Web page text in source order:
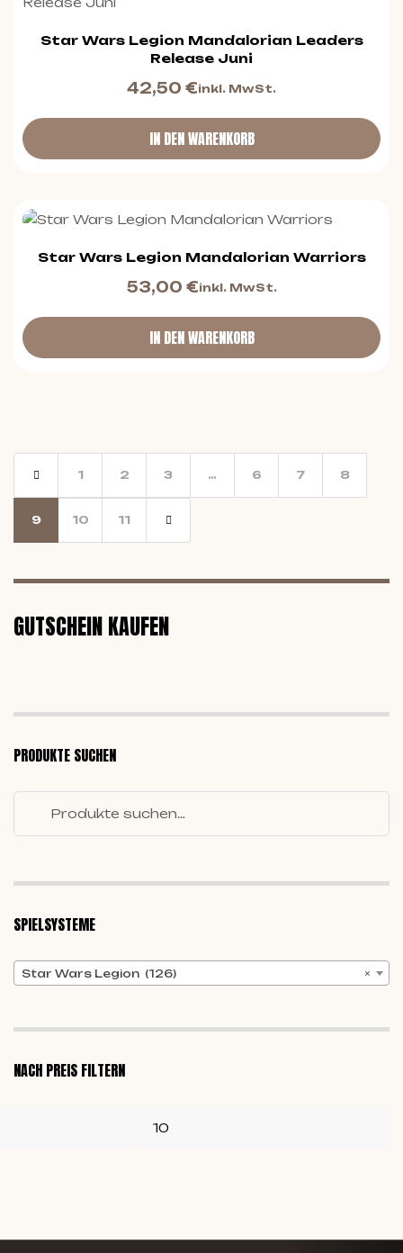
Star Wars Legion Mandalorian Leaders
Release Juni
42,50 €inkl. MwSt.
IN DEN WARENKORB
Star Wars Legion Mandalorian Warriors
53,00 €inkl. MwSt.
IN DEN WARENKORB
1 2 3 … 6 7 8
9 10 11
GUTSCHEIN KAUFEN
PRODUKTE SUCHEN
SPIELSYSTEME
×
Star Wars Legion (126)
NACH PREIS FILTERN